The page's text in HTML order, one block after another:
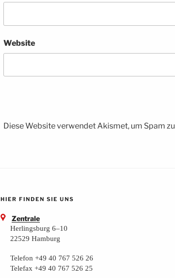
Website
Diese Website verwendet Akismet, um Spam
HIER FINDEN SIE UNS
Zentrale
Herlingsburg 6–10
22529 Hamburg
Telefon +49 40 767 526 26
Telefax +49 40 767 526 25